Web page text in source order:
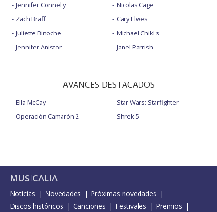
Jennifer Connelly
Zach Braff
Juliette Binoche
Jennifer Aniston
Nicolas Cage
Cary Elwes
Michael Chiklis
Janel Parrish
AVANCES DESTACADOS
Ella McCay
Operación Camarón 2
Star Wars: Starfighter
Shrek 5
MUSICALIA
Noticias Novedades
Próximas novedades
Discos históricos
Canciones Festivales
Premios